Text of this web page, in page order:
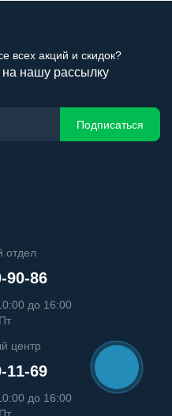
всех акций и скидок?
нашу рассылку
Подписаться
отдел
90-86
до 16:00
центр
11-69
до 16:00